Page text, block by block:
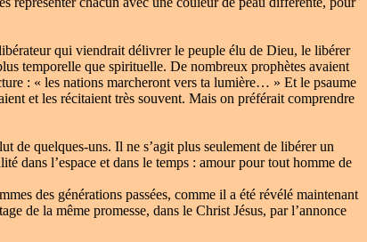
qui viendrait délivrer le peuple élu de Dieu, le libérer
temporelle que spirituelle. De nombreux prophètes avaient
: « les nations marcheront vers ta lumière… » Et le psaume
et les récitaient très souvent. Mais on préférait comprendre
quelques-uns. Il ne s’agit plus seulement de libérer un
dans l’espace et dans le temps : amour pour tout homme de
des générations passées, comme il a été révélé maintenant
de la même promesse, dans le Christ Jésus, par l’annonce